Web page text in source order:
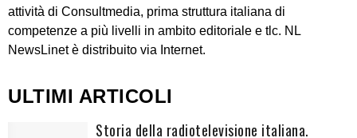
attività di Consultmedia, prima struttura italiana di
competenze a più livelli in ambito editoriale e tlc. NL
NewsLinet è distribuito via Internet.
ULTIMI ARTICOLI
Storia della radiotelevisione italiana.